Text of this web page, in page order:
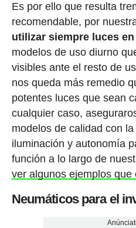
Es por ello que resulta
recomendable, por
utilizar siempre luces
modelos de uso diurno
visibles ante el resto de
nos queda más remedio
potentes luces que sean
cualquier caso,
modelos de calidad con
iluminación y autonomía
función a lo largo de
ver algunos ejemplos
Neumáticos para el